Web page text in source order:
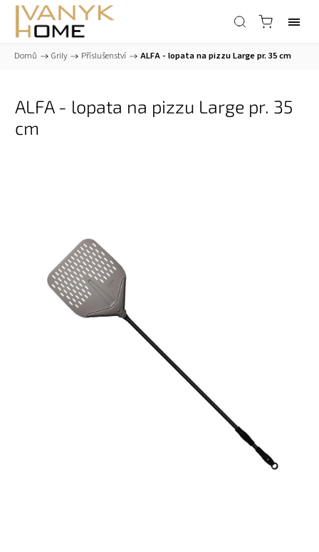
Domů / Grily / Příslušenství / ALFA - lopata na pizzu Large pr. 35 cm
ALFA - lopata na pizzu Large pr. 35
cm